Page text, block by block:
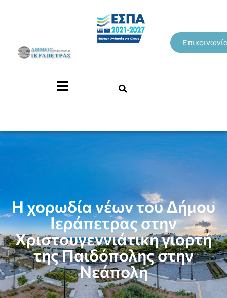
Η χορωδία νέων του Δήμου
Ιεράπετρας στην
Xριστουγεννιάτικη γιορτή
της Παιδόπολης στην
Νεάπολη